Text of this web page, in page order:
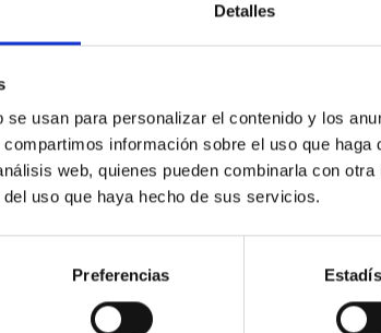
Detalles
usan para personalizar el contenido y los
información sobre el uso que
web, quienes pueden combinarla con
uso que haya hecho de sus servicios.
Preferencias